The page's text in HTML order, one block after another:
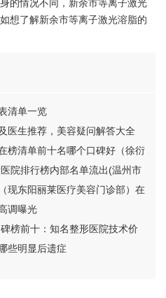
的情况不同，新余市等离子激光
想了解新余市等离子激光溶脂的
清单一览
医生推荐，美容疑问解答大全
榜清单前十名哪个口碑好（徐衍
院排行榜内部名单流出(温州市
现东阳丽莱医疗美容门诊部）在
调曝光
榜前十：知名整形医院技术价
容医院备受推崇！
些明显后遗症